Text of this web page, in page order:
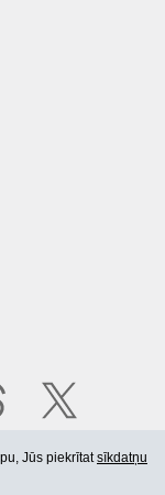
Jūs piekrītatsīkdatņu